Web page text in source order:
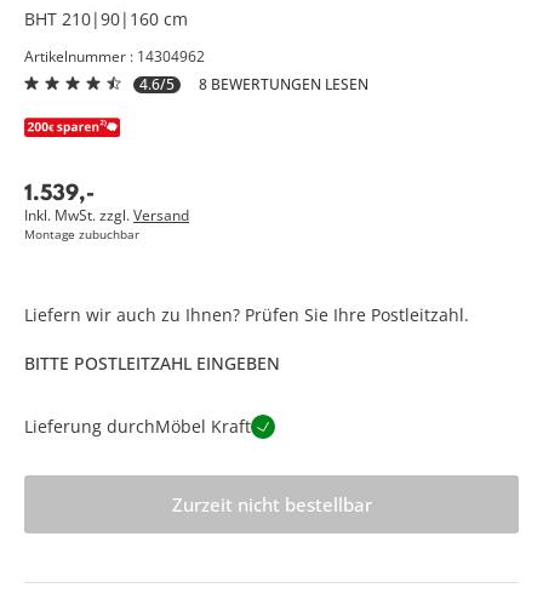
BHT 210|90|160 cm
Artikelnummer : 14304962
4.6/5
8 BEWERTUNGEN LESEN
1.539,-
Inkl. MwSt. zzgl.Versand
Montage zubuchbar
Liefern wir auch zu Ihnen? Prüfen Sie Ihre Postleitzahl.
BITTE POSTLEITZAHL EINGEBEN
Lieferung durchMöbel Kraft
Zurzeit nicht bestellbar